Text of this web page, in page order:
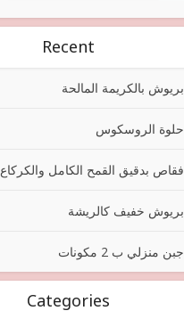
Recent
بريوش بالكريمة المالحة
حلوة الروسكوس
فقاص بدقيق القمح الكامل والكركاع
بريوش خفيف كالريشة
جبن منزلي ب 2 مكونات
Categories